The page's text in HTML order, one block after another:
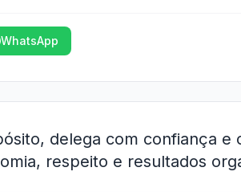
WhatsApp
delega com confiança e
respeito e resultados